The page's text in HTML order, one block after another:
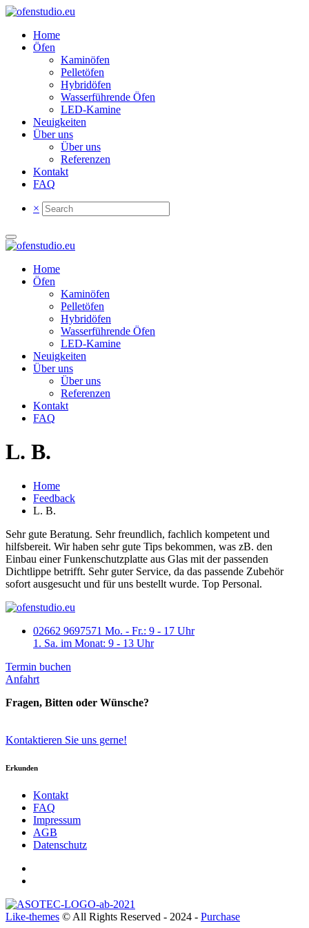
Home
Öfen
Kaminöfen
Pelletöfen
Hybridöfen
Wasserführende Öfen
LED-Kamine
Neuigkeiten
Über uns
Über uns
Referenzen
Kontakt
FAQ
×
Home
Öfen
Kaminöfen
Pelletöfen
Hybridöfen
Wasserführende Öfen
LED-Kamine
Neuigkeiten
Über uns
Über uns
Referenzen
Kontakt
FAQ
L. B.
Home
Feedback
L. B.
Sehr gute Beratung. Sehr freundlich, fachlich kompetent und
hilfsbereit. Wir haben sehr gute Tips bekommen, was zB. den
Einbau einer Funkenschutzplatte aus Glas mit der passenden
Dichtlippe betrifft. Sehr guter Service, da das passende Zubehör
sofort ausgesucht und für uns bestellt wurde. Top Personal.
02662 9697571 Mo. - Fr.: 9 - 17 Uhr
1. Sa. im Monat: 9 - 13 Uhr
Termin buchen
Anfahrt
Fragen, Bitten oder Wünsche?
Kontaktieren Sie uns gerne!
Erkunden
Kontakt
FAQ
Impressum
AGB
Datenschutz
Like-themes © All Rights Reserved - 2024 - Purchase